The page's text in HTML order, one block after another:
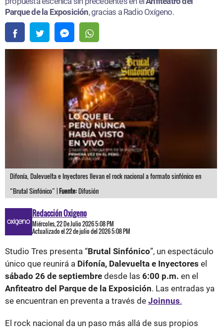
Parque de la Exposición, gracias a Radio Oxígeno.
Difonía, Dalevuelta e Inyectores llevan el rock nacional a formato sinfónico en
“Brutal Sinfónico” |Fuente:Difusión
Redacción Oxigeno
Miércoles, 22 De Julio 2026 5:08 PM
Actualizado el 22 de julio del 2026 5:08 PM
Studio Tres presenta “Brutal Sinfónico”, un espectáculo
único que reunirá a Difonía, Dalevuelta e Inyectores el
sábado 26 de septiembre desde las 6:00 p.m. en el
Anfiteatro del Parque de la Exposición. Las entradas ya
se encuentran en preventa a través de Joinnus.
El rock nacional da un paso más allá de sus propios